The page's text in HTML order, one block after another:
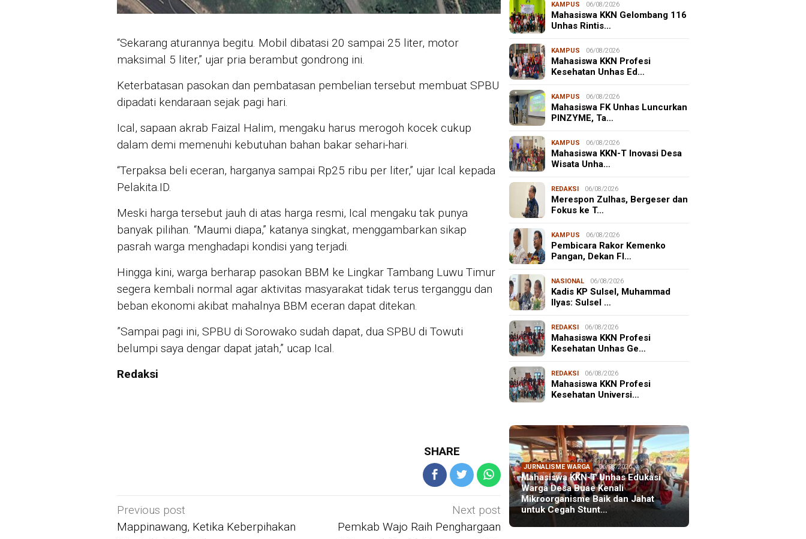
“Sekarang aturannya begitu. Mobil dibatasi 20 sampai 25 liter, motor
maksimal 5 liter,” ujar pria berambut gondrong ini.
Keterbatasan pasokan dan pembatasan pembelian tersebut membuat SPBU
dipadati kendaraan sejak pagi hari.
Ical, sapaan akrab Faizal Halim, mengaku harus merogoh kocek cukup
dalam demi memenuhi kebutuhan bahan bakar sehari-hari.
“Terpaksa beli eceran, harganya sampai Rp25 ribu per liter,” ujar Ical kepada
Pelakita.ID.
Meski harga tersebut jauh di atas harga resmi, Ical mengaku tak punya
banyak pilihan. “Maumi diapa,” katanya singkat, menggambarkan sikap
pasrah warga menghadapi kondisi yang terjadi.
Hingga kini, warga berharap pasokan BBM ke Lingkar Tambang Luwu Timur
segera kembali normal agar aktivitas masyarakat tidak terus terganggu dan
beban ekonomi akibat mahalnya BBM eceran dapat ditekan.
”Sampai pagi ini, SPBU di Sorowako sudah dapat, dua SPBU di Towuti
belumpi saya dengar dapat jatah,” ucap Ical.
Redaksi
SHARE
Post
navigation
Previous post
Mappinawang, Ketika Keberpihakan
Next post
Pemkab Wajo Raih Penghargaan
KAMPUS 06/08/2026
Mahasiswa KKN Gelombang 116
Unhas Rintis…
KAMPUS 06/08/2026
Mahasiswa KKN Profesi
Kesehatan Unhas Ed…
KAMPUS 06/08/2026
Mahasiswa FK Unhas Luncurkan
PINZYME, Ta…
KAMPUS 06/08/2026
Mahasiswa KKN-T Inovasi Desa
Wisata Unha…
REDAKSI 06/08/2026
Merespon Zulhas, Bergeser dan
Fokus ke T…
KAMPUS 06/08/2026
Pembicara Rakor Kemenko
Pangan, Dekan FI…
NASIONAL 06/08/2026
Kadis KP Sulsel, Muhammad
Ilyas: Sulsel …
REDAKSI 06/08/2026
Mahasiswa KKN Profesi
Kesehatan Unhas Ge…
REDAKSI 06/08/2026
Mahasiswa KKN Profesi
Kesehatan Universi…
JURNALISME WARGA 06/08/2026
Mahasiswa KKN-T Unhas Edukasi
Warga Desa Buae Kenali
Mikroorganisme Baik dan Jahat
untuk Cegah Stunt…